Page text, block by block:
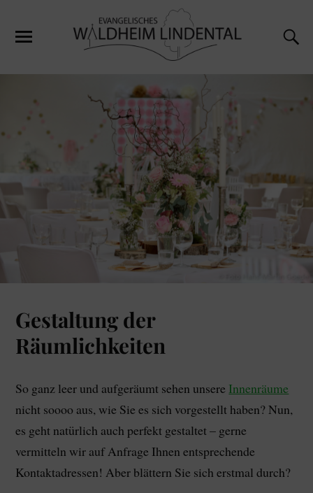
Gestaltung der
Räumlichkeiten
So ganz leer und aufgeräumt sehen unsere Innenräume
nicht soooo aus, wie Sie es sich vorgestellt haben? Nun,
es geht natürlich auch perfekt gestaltet – gerne
vermitteln wir auf Anfrage Ihnen entsprechende
Kontaktadressen! Aber blättern Sie sich erstmal durch?